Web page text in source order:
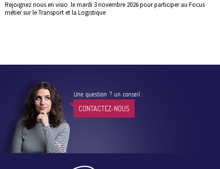
Rejoignez nous en visio le mardi 3 novembre 2026 pour participer au Focus
métier sur le Transport et la Logistique
Une question ? un conseil :
CONTACTEZ-NOUS